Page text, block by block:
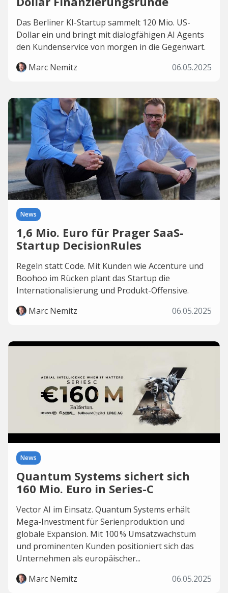
Das Berliner KI-Startup sammelt 120 Mio. US-
Dollar ein und bringt mit dialogfähigen AI Agents
den Kundenservice von morgen in die Gegenwart.
Marc Nemitz
06.05.2025
News
1,6 Mio. Euro für Prager SaaS-
Startup DecisionRules
Regeln statt Code. Mit Kunden wie Accenture und
Boohoo im Rücken plant das Startup die
Internationalisierung und Produkt-Offensive.
Marc Nemitz
06.05.2025
News
Quantum Systems sichert sich
160 Mio. Euro in Series-C
Vector AI im Einsatz. Quantum Systems erhält
Mega-Investment für Serienproduktion und
globale Expansion. Mit 100 % Umsatzwachstum
und prominenten Kunden positioniert sich das
Unternehmen als europäischer...
Marc Nemitz
06.05.2025